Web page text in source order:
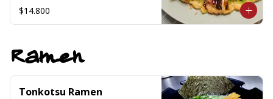
$14.800
Ramen
Tonkotsu Ramen